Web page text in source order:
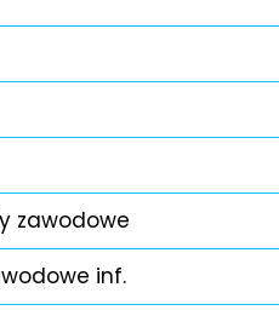
zawodowe
inf.